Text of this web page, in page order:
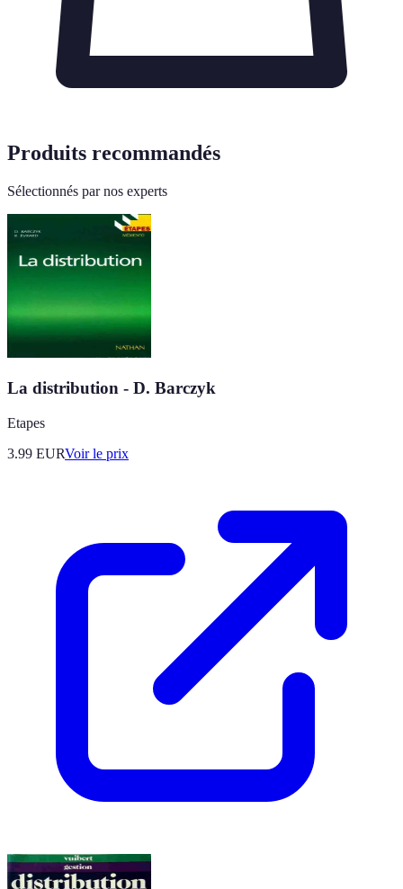
Produits recommandés
Sélectionnés par nos experts
La distribution - D. Barczyk
Etapes
3.99 EURVoir le prix